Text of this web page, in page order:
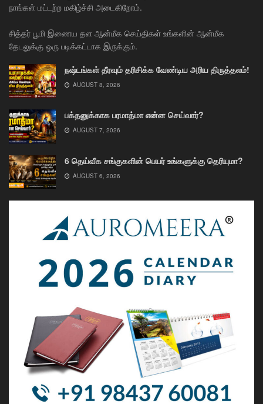
நாங்கள் மட்டற்ற மகிழ்ச்சி அடைகிறோம்.
சித்தர் பூமி இணைய தள ஆன்மீக செய்திகள் உங்களின் ஆன்மீக
தேடலுக்கு ஒரு படிக்கட்டாக இருக்கும்.
நஷ்டங்கள் தீரவும் தரிசிக்க வேண்டிய அரிய திருத்தலம்!
AUGUST 8, 2026
பக்தனுக்காக பரமாத்மா என்ன செய்வார்?
AUGUST 7, 2026
6 தெய்வீக சங்குகளின் பெயர் உங்களுக்கு தெரியுமா?
AUGUST 6, 2026